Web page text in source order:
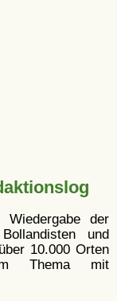
der
und
10.000 Orten
Thema mit